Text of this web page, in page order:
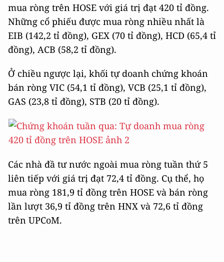
mua ròng trên HOSE với giá trị đạt 420 tỉ đồng.
Những cổ phiếu được mua ròng nhiều nhất là
EIB (142,2 tỉ đồng), GEX (70 tỉ đồng), HCD (65,4 tỉ
đồng), ACB (58,2 tỉ đồng).
Ở chiều ngược lại, khối tự doanh chứng khoán
bán ròng VIC (54,1 tỉ đồng), VCB (25,1 tỉ đồng),
GAS (23,8 tỉ đồng), STB (20 tỉ đồng).
Các nhà đầ tư nước ngoài mua ròng tuần thứ 5
liên tiếp với giá trị đạt 72,4 tỉ đồng. Cụ thể, họ
mua ròng 181,9 tỉ đồng trên HOSE và bán ròng
lần lượt 36,9 tỉ đồng trên HNX và 72,6 tỉ đồng
trên UPCoM.